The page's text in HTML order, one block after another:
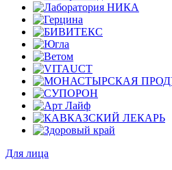
Для лица